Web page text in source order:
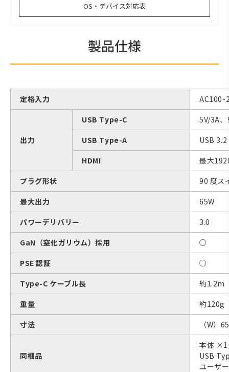
OS・デバイス対応表
製品仕様
定格入力 AC100-
出力
USB Type-C
5V/3A
USB Type-A
USB
HDMI
最大
プラグ形状
90 度ス
最大出力
65W
パワーデリバリー
3.0
GaN（窒化ガリウム）採用
○
PSE 認証
○
Type-C ケーブル長
約1.2m
重量
約120g
寸法
（W
同梱品
本体 ×1
USB
ユーザ